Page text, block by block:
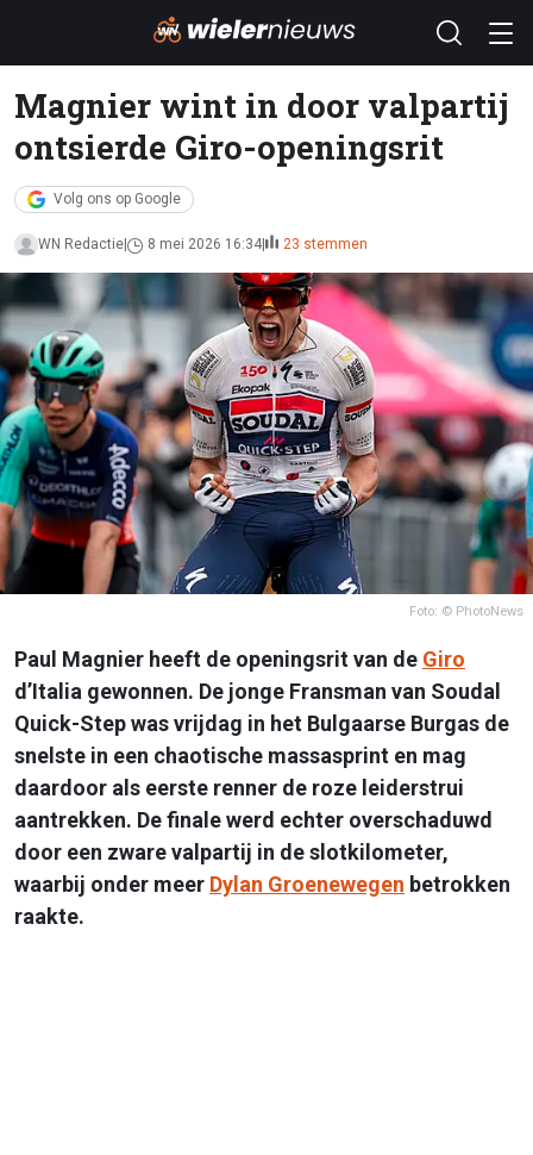
Magnier wint in door valpartij
ontsierde Giro-openingsrit
Volg ons op Google
WN Redactie 8 mei 2026 16:34 23 stemmen
Foto: © PhotoNews
Paul Magnier heeft de openingsrit van de Giro
d’Italia gewonnen. De jonge Fransman van Soudal
Quick-Step was vrijdag in het Bulgaarse Burgas de
snelste in een chaotische massasprint en mag
daardoor als eerste renner de roze leiderstrui
aantrekken. De finale werd echter overschaduwd
door een zware valpartij in de slotkilometer,
waarbij onder meer Dylan Groenewegen betrokken
raakte.